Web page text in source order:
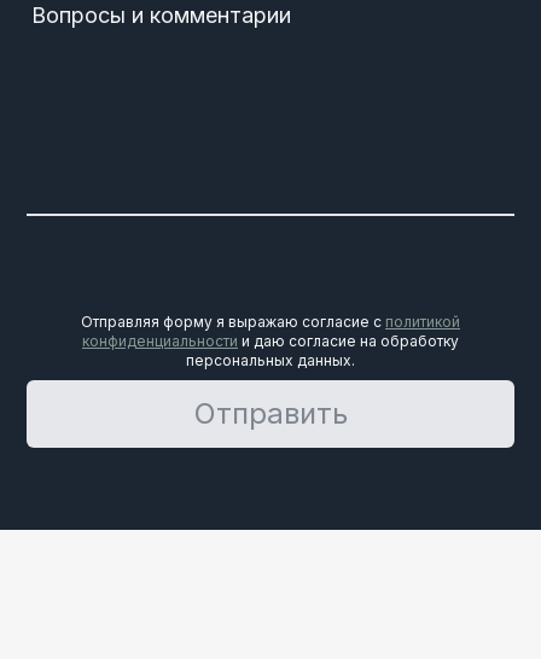
Вопросы и комментарии
Отправляя форму я выражаю согласие с политикой
конфиденциальности и даю согласие на обработку
персональных данных.
Отправить